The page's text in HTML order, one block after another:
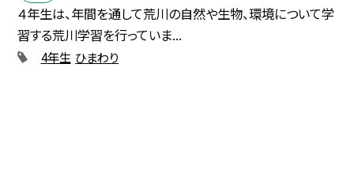
４年生は、年間を通して荒川の自然や生物、環境について学
習する荒川学習を行っていま...
4年生 ひまわり